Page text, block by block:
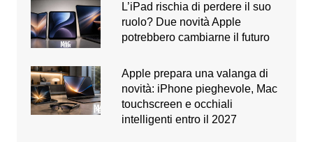
L’iPad rischia di perdere il suo
ruolo? Due novità Apple
potrebbero cambiarne il futuro
Apple prepara una valanga di
novità: iPhone pieghevole, Mac
touchscreen e occhiali
intelligenti entro il 2027